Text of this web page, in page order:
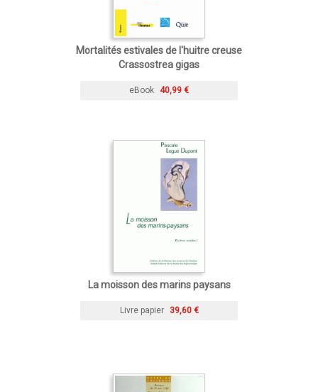
Mortalités estivales de l'huitre creuse
Crassostrea gigas
eBook 40,99 €
La moisson des marins paysans
Livre papier 39,60 €